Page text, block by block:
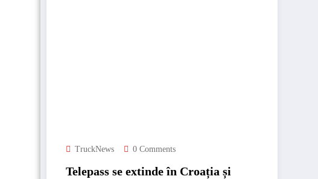
TruckNews 0 Comments
Telepass se extinde în Croația și